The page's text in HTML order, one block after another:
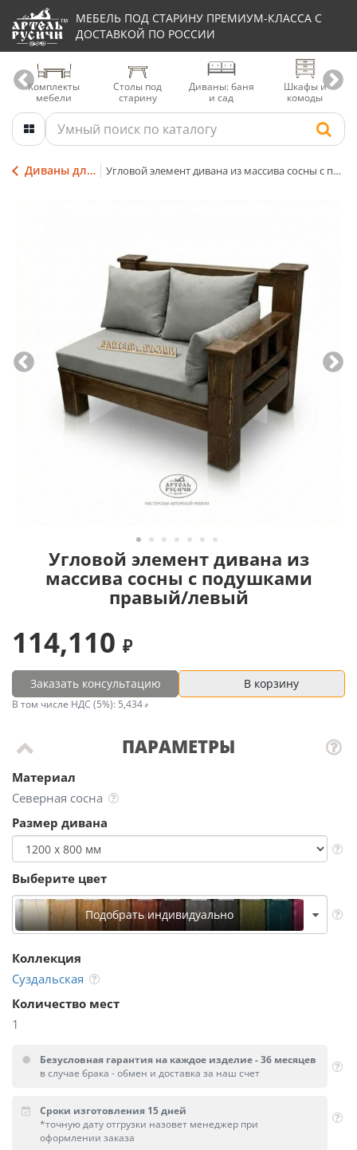
МЕБЕЛЬ ПОД СТАРИНУ ПРЕМИУМ-КЛАССА С
ДОСТАВКОЙ ПО РОССИИ
Комплекты
мебели
Столы под
старину
Диваны: баня
и сад
Шкафы и
комоды
Диваны для террасы Угловой элемент дивана из массива сосны с подушками правый/левый
Угловой элемент дивана из
массива сосны с подушками
правый/левый
ПАРАМЕТРЫ
Материал
Северная сосна
Размер дивана
Выберите цвет
Подобрать индивидуально
Коллекция
Суздальская
Количество мест
1
114,110
Заказать консультацию В корзину
В том числе НДС (5%): 5,434
Безусловная гарантия на каждое изделие - 36 месяцев
в случае брака - обмен и доставка за наш счет
Сроки изготовления 15 дней
*точную дату отгрузки назовет менеджер при
оформлении заказа